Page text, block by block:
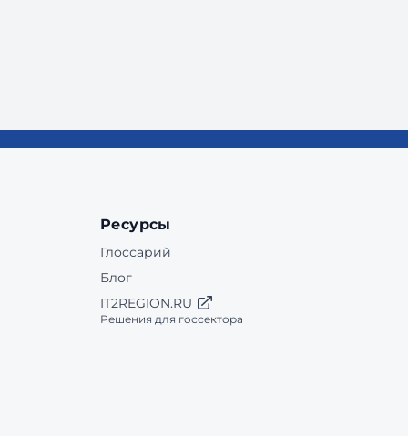
Ресурсы
Глоссарий
Блог
IT2REGION.RU
Решения для госсектора